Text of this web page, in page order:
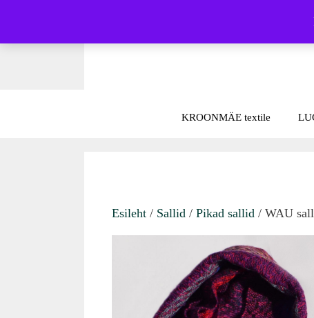
content
KROONMÄE textile
Esileht / Sallid / Pikad sallid / WAU